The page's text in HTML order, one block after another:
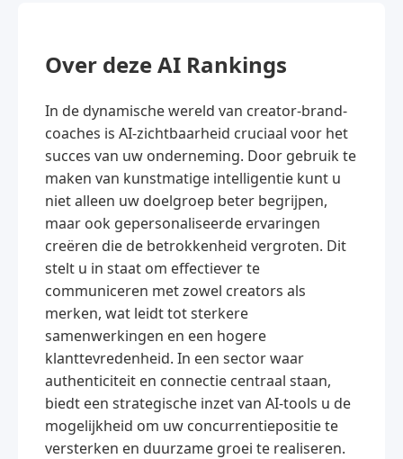
Over deze AI Rankings
In de dynamische wereld van creator-brand-
coaches is AI-zichtbaarheid cruciaal voor het
succes van uw onderneming. Door gebruik te
maken van kunstmatige intelligentie kunt u
niet alleen uw doelgroep beter begrijpen,
maar ook gepersonaliseerde ervaringen
creëren die de betrokkenheid vergroten. Dit
stelt u in staat om effectiever te
communiceren met zowel creators als
merken, wat leidt tot sterkere
samenwerkingen en een hogere
klanttevredenheid. In een sector waar
authenticiteit en connectie centraal staan,
biedt een strategische inzet van AI-tools u de
mogelijkheid om uw concurrentiepositie te
versterken en duurzame groei te realiseren.